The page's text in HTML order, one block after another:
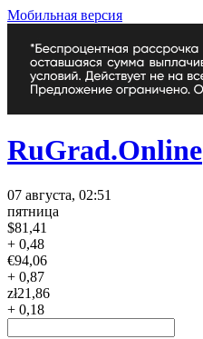
Мобильная версия
RuGrad.Online
07 августа, 02:51
пятница
$81,41
+ 0,48
€94,06
+ 0,87
zł21,86
+ 0,18